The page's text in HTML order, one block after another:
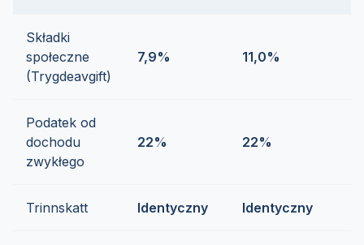
Składki
społeczne
(Trygdeavgift)
7,9% 11,0%
Podatek od
dochodu
zwykłego
22% 22%
Trinnskatt Identyczny Identyczny